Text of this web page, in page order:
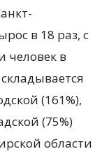
в 18 раз, с
человек в
(161%),
(75%)
области